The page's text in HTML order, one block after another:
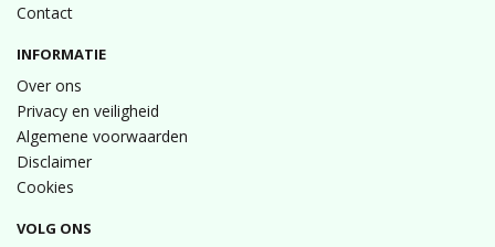
Contact
INFORMATIE
Over ons
Privacy en veiligheid
Algemene voorwaarden
Disclaimer
Cookies
VOLG ONS